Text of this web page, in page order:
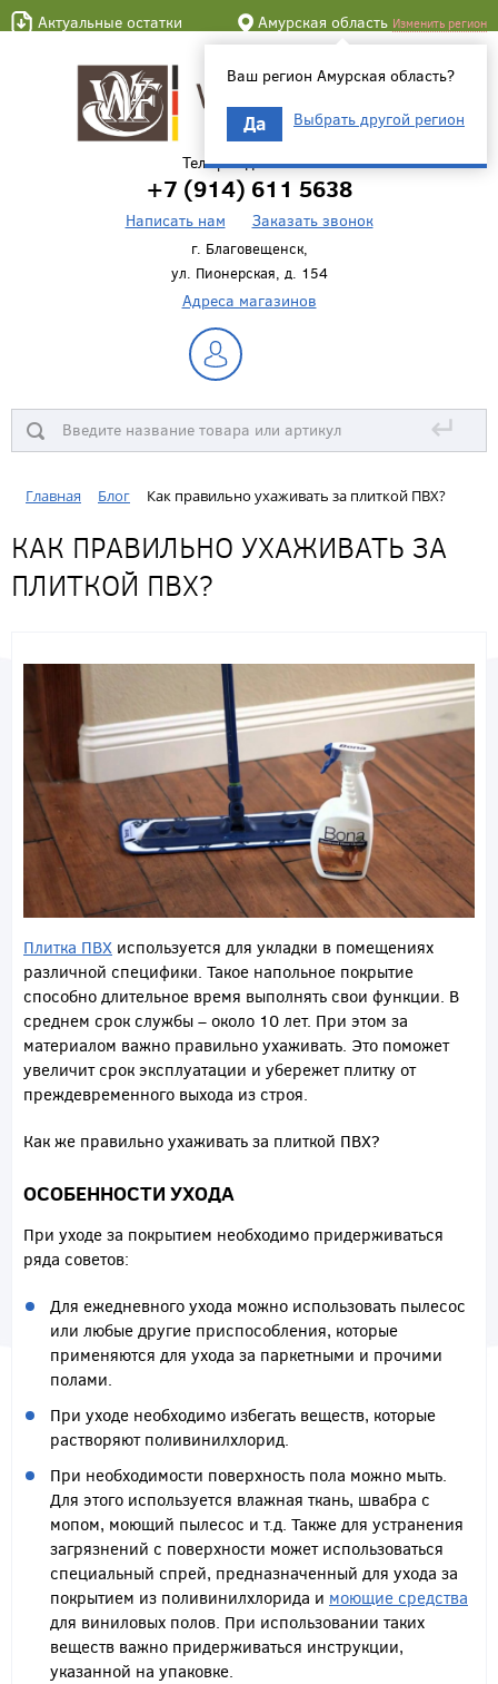
Актуальные остатки Амурская область Изменить регион
Ваш регион Амурская область?
Да Выбрать другой регион
Телефон для связи
+7 (914) 611 5638
Написать нам Заказать звонок
г. Благовещенск,
ул. Пионерская, д. 154
Адреса магазинов
↵
Главная Блог Как правильно ухаживать за плиткой ПВХ?
КАК ПРАВИЛЬНО УХАЖИВАТЬ ЗА
ПЛИТКОЙ ПВХ?
Плитка ПВХ используется для укладки в помещениях
различной специфики. Такое напольное покрытие
способно длительное время выполнять свои функции. В
среднем срок службы – около 10 лет. При этом за
материалом важно правильно ухаживать. Это поможет
увеличит срок эксплуатации и убережет плитку от
преждевременного выхода из строя.
Как же правильно ухаживать за плиткой ПВХ?
ОСОБЕННОСТИ УХОДА
При уходе за покрытием необходимо придерживаться
ряда советов:
Для ежедневного ухода можно использовать пылесос
или любые другие приспособления, которые
применяются для ухода за паркетными и прочими
полами.
При уходе необходимо избегать веществ, которые
растворяют поливинилхлорид.
При необходимости поверхность пола можно мыть.
Для этого используется влажная ткань, швабра с
мопом, моющий пылесос и т.д. Также для устранения
загрязнений с поверхности может использоваться
специальный спрей, предназначенный для ухода за
покрытием из поливинилхлорида и моющие средства
для виниловых полов. При использовании таких
веществ важно придерживаться инструкции,
указанной на упаковке.